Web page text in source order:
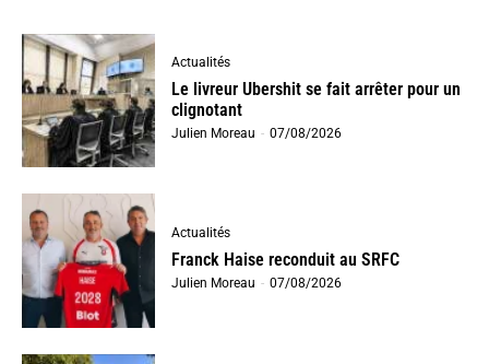
Actualités
Le livreur Ubershit se fait arrêter pour un
clignotant
Julien Moreau - 07/08/2026
Actualités
Franck Haise reconduit au SRFC
Julien Moreau - 07/08/2026